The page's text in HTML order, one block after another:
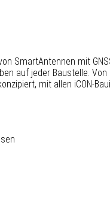
SmartAntennen mit
auf jeder Baustelle.
mit allen iCON-